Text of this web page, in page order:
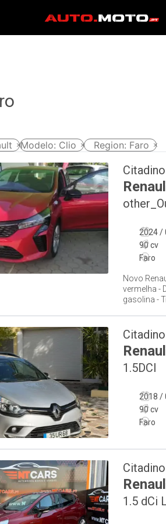
Modelo: Clio Region: Faro
Citadino
2024 /
90 cv
Faro
Novo
vermelha -
gasolina -
Citadino
1.5DCI
2018 /
90 cv
Faro
Citadino
1.5 dCi